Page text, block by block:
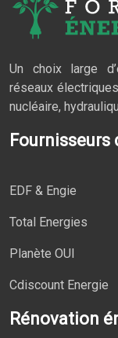
Un choix large
réseaux
nucléaire,
Fournisseurs
EDF & Engie
Total Energies
Planète OUI
Cdiscount Energie
Rénovation